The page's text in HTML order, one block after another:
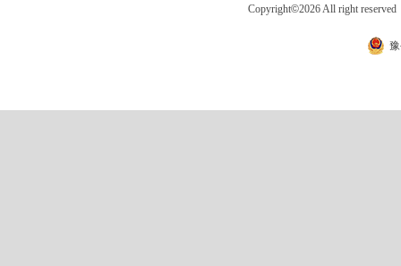
Copyright©2026 All right